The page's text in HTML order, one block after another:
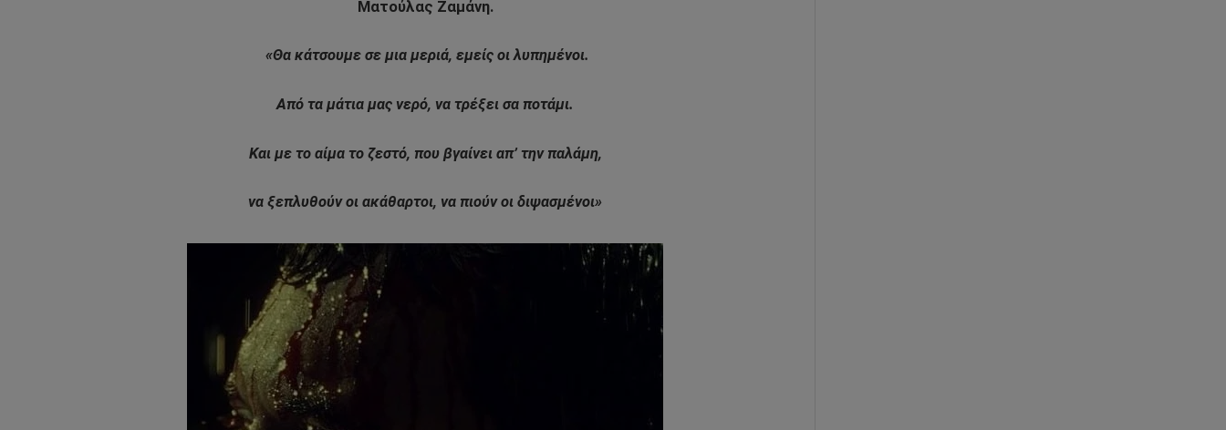
Ματούλας Ζαμάνη.
«Θα κάτσουμε σε μια μεριά, εμείς οι λυπημένοι.
Από τα μάτια μας νερό, να τρέξει σα ποτάμι.
Και με το αίμα το ζεστό, που βγαίνει απ’ την παλάμη,
να ξεπλυθούν οι ακάθαρτοι, να πιούν οι διψασμένοι»